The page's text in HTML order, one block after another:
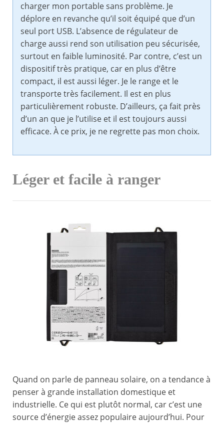
charger mon portable sans problème. Je
déplore en revanche qu’il soit équipé que d’un
seul port USB. L’absence de régulateur de
charge aussi rend son utilisation peu sécurisée,
surtout en faible luminosité. Par contre, c’est un
dispositif très pratique, car en plus d’être
compact, il est aussi léger. Je le range et le
transporte très facilement. Il est en plus
particulièrement robuste. D’ailleurs, ça fait près
d’un an que je l’utilise et il est toujours aussi
efficace. À ce prix, je ne regrette pas mon choix.
Léger et facile à ranger
Quand on parle de panneau solaire, on a tendance à
penser à grande installation domestique et
industrielle. Ce qui est plutôt normal, car c’est une
source d’énergie assez populaire aujourd’hui. Pour